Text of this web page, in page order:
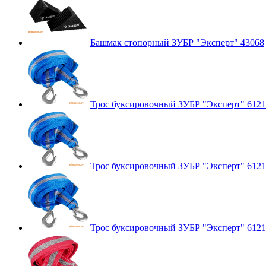
Башмак стопорный ЗУБР "Эксперт" 43068
Трос буксировочный ЗУБР "Эксперт"
Трос буксировочный ЗУБР "Эксперт"
Трос буксировочный ЗУБР "Эксперт"